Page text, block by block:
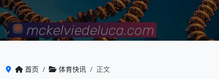
首页 体育快讯 正文